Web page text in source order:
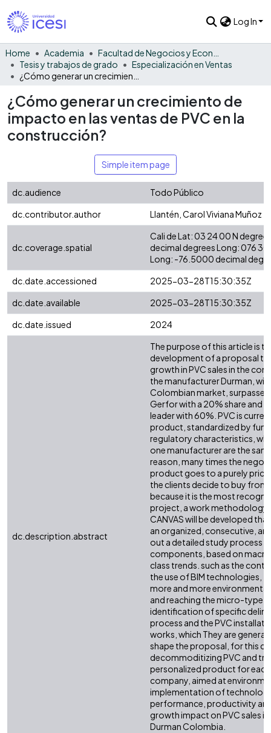
Log In
Home Academia
Tesis y trabajos de grado
Especialización en Ventas
¿Cómo generar un crecimiento de
impacto en las ventas de PVC en la
construcción?
Simple item page
dc.audience
Todo Público
dc.contributor.author
Llantén, Carol Viviana Muñoz
dc.coverage.spatial
Cali de Lat: 03 24 00 N
decimal degrees Long: 076
Long: -76.5000 decimal
dc.date.accessioned
2025-03-28T15:30:35Z
dc.date.available
2025-03-28T15:30:35Z
dc.date.issued
2024
dc.description.abstract
The purpose of this article is
development of a proposal
growth in PVC sales in the
the manufacturer Durman,
Colombian market, surpassed
Gerfor with a 20% share and
leader with 60%. PVC is
product, standardized by
regulatory characteristics,
one manufacturer are the
reason, many times the
product goes to a purely
the clients decide to buy from
because it is the most
project, a work methodology
CANVAS will be developed
an organized, consecutive,
out a detailed study process
components, based on
class trends. such as the
the use of BIM technologies,
more and more
and reaching the micro-type
identification of specific
process and the PVC
works, which They are
shape the proposal, for this
decommoditizing PVC and
personalized product for
company, aimed at
implementation of
performance, productivity
growth impact on PVC sales
Durman Colombia.